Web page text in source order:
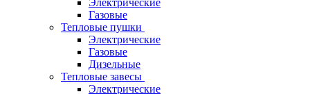
Газовые
Тепловые пушки
Электрические
Газовые
Дизельные
Тепловые завесы
Электрические